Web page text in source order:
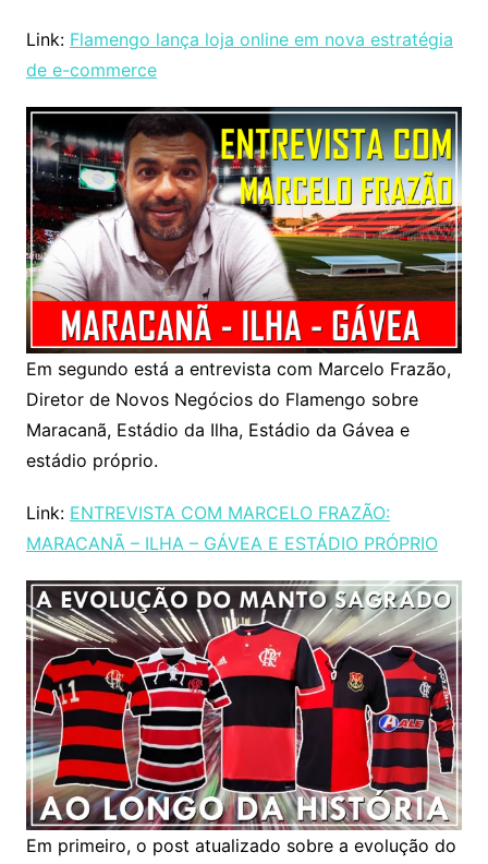
Link: Flamengo lança loja online em nova estratégia
de e-commerce
Em segundo está a entrevista com Marcelo Frazão,
Diretor de Novos Negócios do Flamengo sobre
Maracanã, Estádio da Ilha, Estádio da Gávea e
estádio próprio.
Link: ENTREVISTA COM MARCELO FRAZÃO:
MARACANÃ – ILHA – GÁVEA E ESTÁDIO PRÓPRIO
Em primeiro, o post atualizado sobre a evolução do